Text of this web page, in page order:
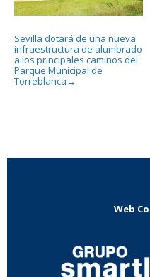
Sevilla dotará de una nueva
infraestructura de alumbrado
a los principales caminos del
Parque Municipal de
Torreblanca →
Web